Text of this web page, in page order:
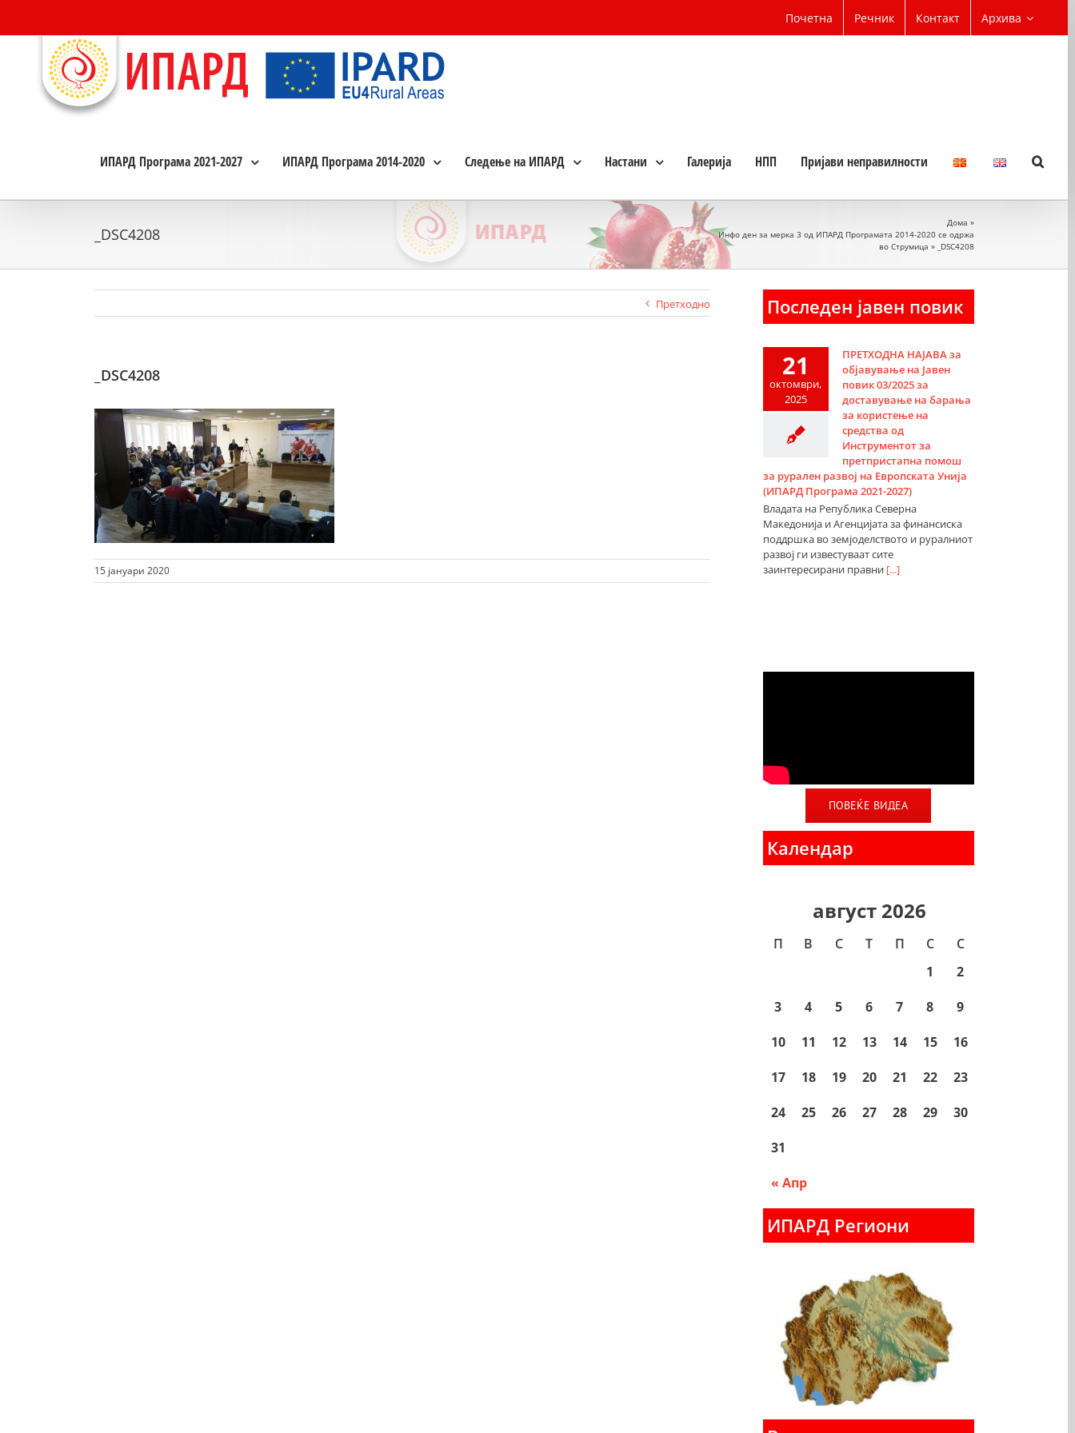
content
Почетна Речник Контакт Архива
ИПАРД Програма 2021-2027 ИПАРД Програма 2014-2020 Следење на ИПАРД Настани Галерија НПП Пријави неправилности
_DSC4208
Дома »
Инфо ден за мерка 3 од ИПАРД Програмата 2014-2020 се одржа
во Струмица » _DSC4208
Претходно
_DSC4208
15 јануари 2020
Последен јавен повик
21
октомври,
2025
ПРЕТХОДНА НАЈАВА за
објавување на Јавен
повик 03/2025 за
доставување на барања
за користење на
средства од
Инструментот за
претпристапна помош
за рурален развој на Европската Унија
(ИПАРД Програма 2021-2027)
Владата на Република Северна
Македонија и Агенцијата за финансиска
поддршка во земјоделството и руралниот
развој ги известуваат сите
заинтересирани правни [...]
ПОВЕЌЕ ВИДЕА
Календар
август 2026
П В С T П С С
« Апр
1
2
3
4 5 6 7 8
9
10
11 12 13 14 15
16
17
18 19 20 21 22
23
24
25 26 27 28 29
30
31
ИПАРД Региони